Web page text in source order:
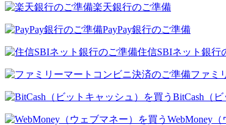
楽天銀行のご準備
PayPay銀行のご準備
住信SBIネット銀行
ファミ
BitCash（
WebMoney